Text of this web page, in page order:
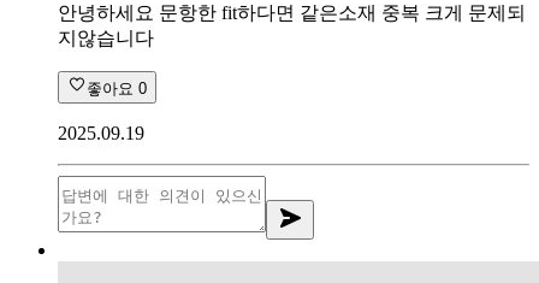
안녕하세요 문항한 fit하다면 같은소재 중복 크게 문제되
지않습니다
좋아요 0
2025.09.19